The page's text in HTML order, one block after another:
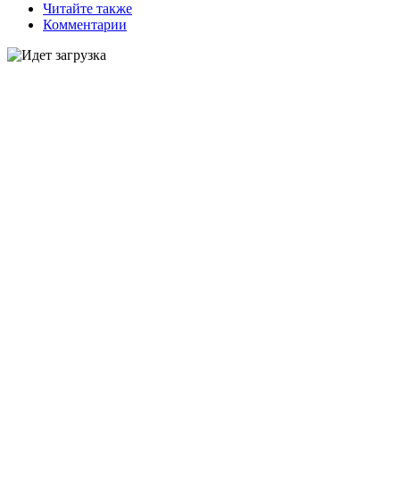
Читайте также
Комментарии